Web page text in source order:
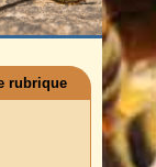
rubrique